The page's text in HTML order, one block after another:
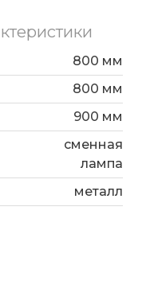
800 мм
800 мм
900 мм
сменная
лампа
металл